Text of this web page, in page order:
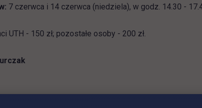
7 czerwca i 14 czerwca (niedziela), w godz. 14.30 -
UTH - 150 zł; pozostałe osoby - 200 zł.